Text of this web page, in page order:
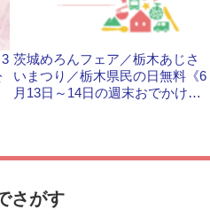
茨城めろんフェア／栃木あじさ
いまつり／栃木県民の日無料《6
月13日～14日の週末おでかけ情
さがす